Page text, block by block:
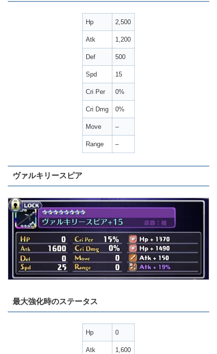
Hp 2,500
Atk 1,200
Def 500
Spd 15
Cri Per 0%
Cri Dmg 0%
Move –
Range –
ヴァルキリースピア
最大強化時のステータス
Hp 0
Atk 1,600